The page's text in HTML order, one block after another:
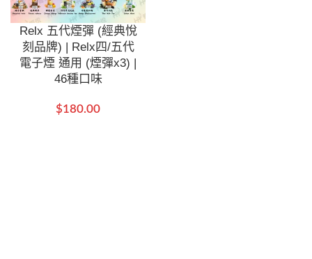
Relx 五代煙彈 (經典悅
刻品牌) | Relx四/五代
電子煙 通用 (煙彈x3) |
46種口味
$180.00